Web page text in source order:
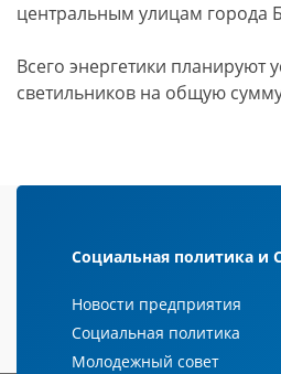
центральным улицам города
Всего энергетики планируют
светильников на общую
Социальная политика и
Новости предприятия
Социальная политика
Молодежный совет